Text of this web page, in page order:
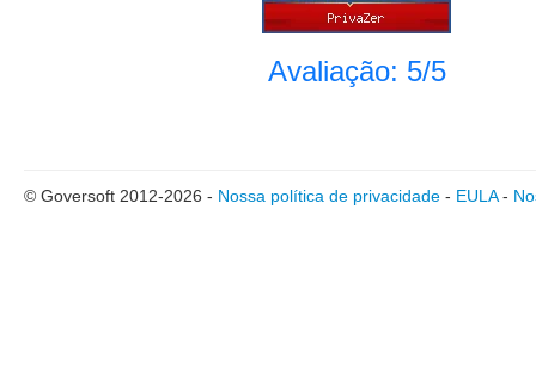
Avaliação: 5/5
© Goversoft 2012-2026 - Nossa política de privacidade - EULA-